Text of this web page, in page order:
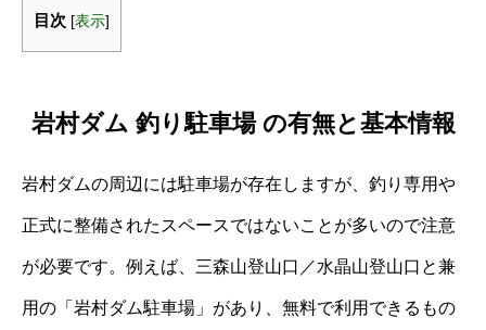
目次 [表示]
岩村ダム 釣り駐車場 の有無と基本情報
岩村ダムの周辺には駐車場が存在しますが、釣り専用や
正式に整備されたスペースではないことが多いので注意
が必要です。例えば、三森山登山口／水晶山登山口と兼
用の「岩村ダム駐車場」があり、無料で利用できるもの